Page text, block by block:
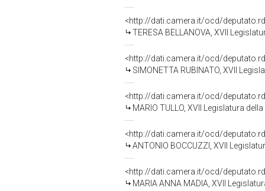
<http://dati.camera.it/ocd/
TERESA BELLANOVA, XVII
<http://dati.camera.it/ocd/
SIMONETTA RUBINATO, XVII
<http://dati.camera.it/ocd/
MARIO TULLO, XVII Legislatura
<http://dati.camera.it/ocd/
ANTONIO BOCCUZZI, XVII
<http://dati.camera.it/ocd/
MARIA ANNA MADIA, XVII